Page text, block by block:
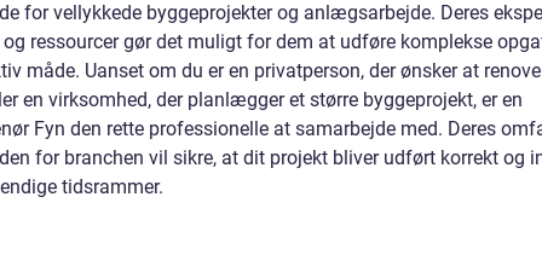
for vellykkede byggeprojekter og anlægsarbejde. Deres
ressourcer gør det muligt for dem at udføre komplekse
måde. Uanset om du er en privatperson, der ønsker at
en virksomhed, der planlægger et større byggeprojekt, er en
Fyn den rette professionelle at samarbejde med. Deres
for branchen vil sikre, at dit projekt bliver udført korrekt og
tidsrammer.